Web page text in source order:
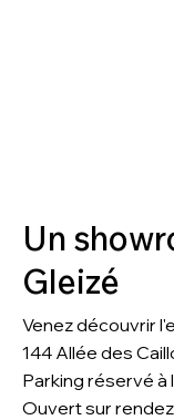
Un
Gleizé
Venez découvrir
144 Allée des
Parking réservé à
Ouvert sur